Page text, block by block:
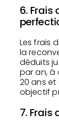
6. Frais
Les frais
la
déduits
par an, à
20 ans
objectif
7. Frais